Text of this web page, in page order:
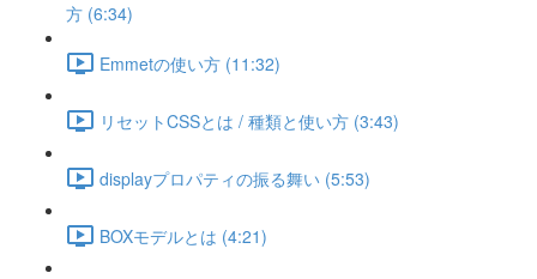
方 (6:34)
Emmetの使い方 (11:32)
リセットCSSとは / 種類と使い方 (3:43)
displayプロパティの振る舞い (5:53)
BOXモデルとは (4:21)